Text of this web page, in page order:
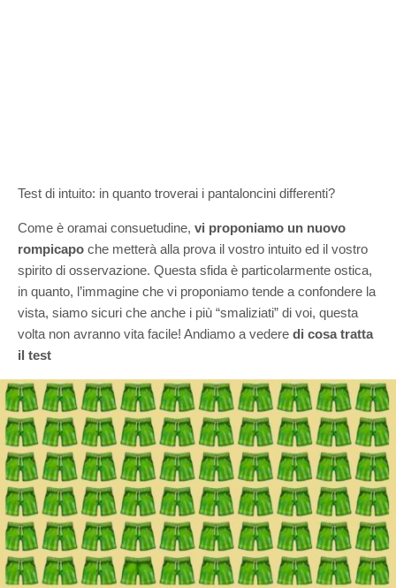
Test di intuito: in quanto troverai i pantaloncini differenti?
Come è oramai consuetudine, vi proponiamo un nuovo
rompicapo che metterà alla prova il vostro intuito ed il vostro
spirito di osservazione. Questa sfida è particolarmente ostica,
in quanto, l’immagine che vi proponiamo tende a confondere la
vista, siamo sicuri che anche i più “smaliziati” di voi, questa
volta non avranno vita facile! Andiamo a vedere di cosa tratta
il test